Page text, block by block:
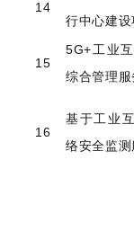
14
行中心建设
15
5G+工业
综合管理服
16
基于工业
络安全监